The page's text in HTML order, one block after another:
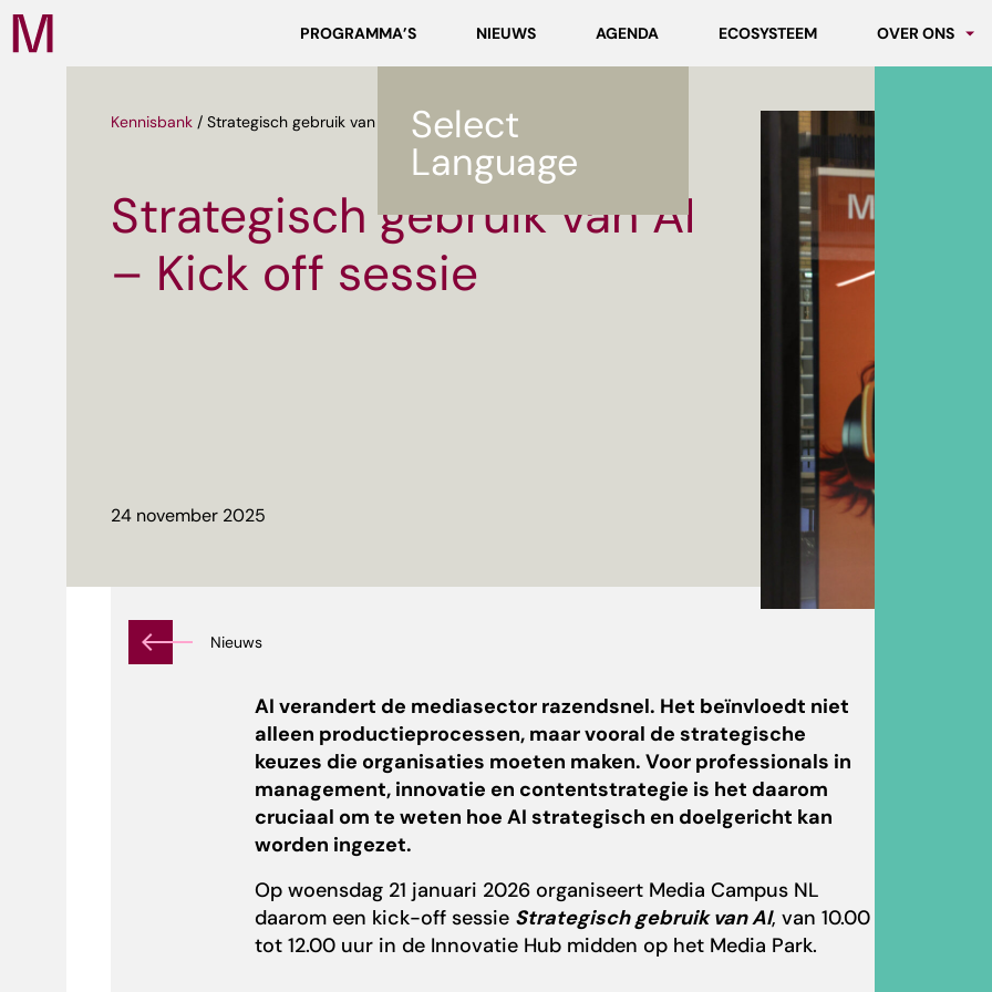
Media
Campus
PROGRAMMA’S NIEUWS AGENDA ECOSYSTEEM OVER ONS
Werken bij
Select
Language
Kennisbank / Strategisch gebruik van AI – Kick off sessie
Strategisch gebruik van AI
– Kick off sessie
24 november 2025
Nieuws
AI verandert de mediasector razendsnel. Het beïnvloedt niet
alleen productieprocessen, maar vooral de strategische
keuzes die organisaties moeten maken. Voor professionals in
management, innovatie en contentstrategie is het daarom
cruciaal om te weten hoe AI strategisch en doelgericht kan
worden ingezet.
Op woensdag 21 januari 2026 organiseert Media Campus NL
daarom een kick-off sessie Strategisch gebruik van AI, van 10.00
tot 12.00 uur in de Innovatie Hub midden op het Media Park.